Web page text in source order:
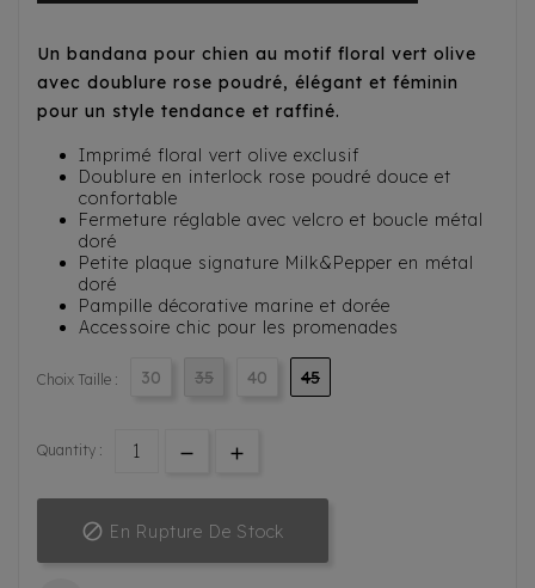
Un bandana pour chien au motif floral vert olive
avec doublure rose poudré, élégant et féminin
pour un style tendance et raffiné.
Imprimé floral vert olive exclusif
Doublure en interlock rose poudré douce et
confortable
Fermeture réglable avec velcro et boucle métal
doré
Petite plaque signature Milk&Pepper en métal
doré
Pampille décorative marine et dorée
Accessoire chic pour les promenades
Choix Taille : 30 35 40 45
Quantity :
 En Rupture De Stock